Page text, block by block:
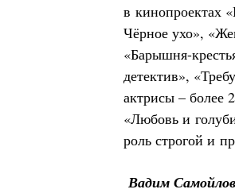
в кинопроектах
Чёрное ухо»,
«Барышня-
детектив»,
актрисы – более
«Любовь и
роль строгой и
Вадим